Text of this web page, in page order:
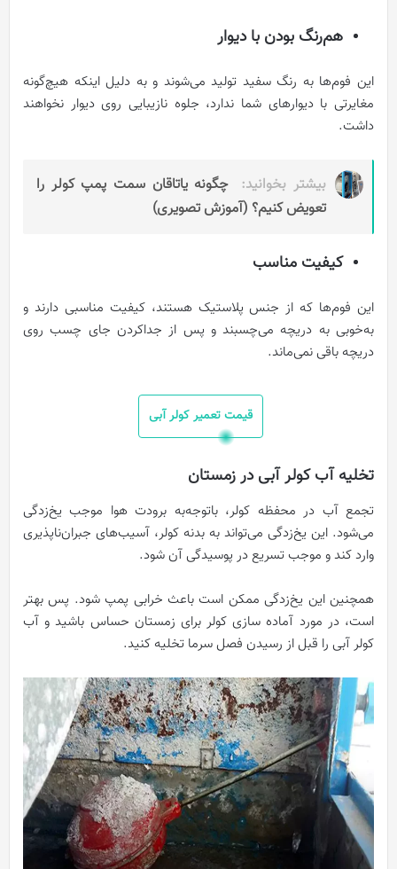
هم‌رنگ بودن با دیوار
این فوم‌ها به رنگ سفید تولید می‌شوند و به دلیل اینکه هیچ‌گونه
مغایرتی با دیوارهای شما ندارد، جلوه نازیبایی روی دیوار نخواهند
داشت.
بیشتر بخوانید:
چگونه یاتاقان سمت پمپ کولر را
تعویض کنیم؟ (آموزش تصویری)
کیفیت مناسب
این فوم‌ها که از جنس پلاستیک هستند، کیفیت مناسبی دارند و
به‌خوبی به دریچه می‌چسبند و پس از جداکردن جای چسب روی
دریچه باقی نمی‌ماند.
قیمت تعمیر کولر آبی
تخلیه آب کولر آبی در زمستان
تجمع آب در محفظه کولر، باتوجه‌به برودت هوا موجب یخ‌زدگی
می‌شود. این یخ‌زدگی می‌تواند به بدنه کولر، آسیب‌های جبران‌ناپذیری
وارد کند و موجب تسریع در پوسیدگی آن شود.
همچنین این یخ‌زدگی ممکن است باعث خرابی پمپ شود. پس بهتر
است، در مورد آماده سازی کولر برای زمستان حساس باشید و آب
کولر آبی را قبل از رسیدن فصل سرما تخلیه کنید.